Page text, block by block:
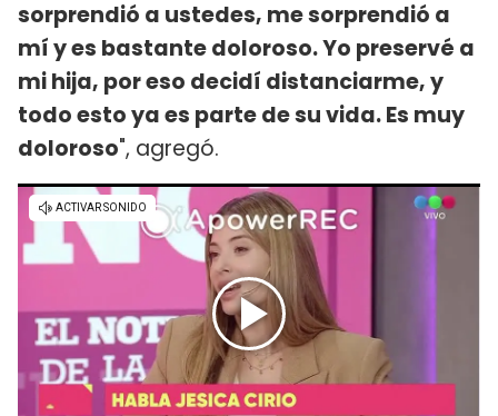
sorprendió a ustedes, me sorprendió a
mí y es bastante doloroso. Yo preservé a
mi hija, por eso decidí distanciarme, y
todo esto ya es parte de su vida. Es muy
doloroso", agregó.